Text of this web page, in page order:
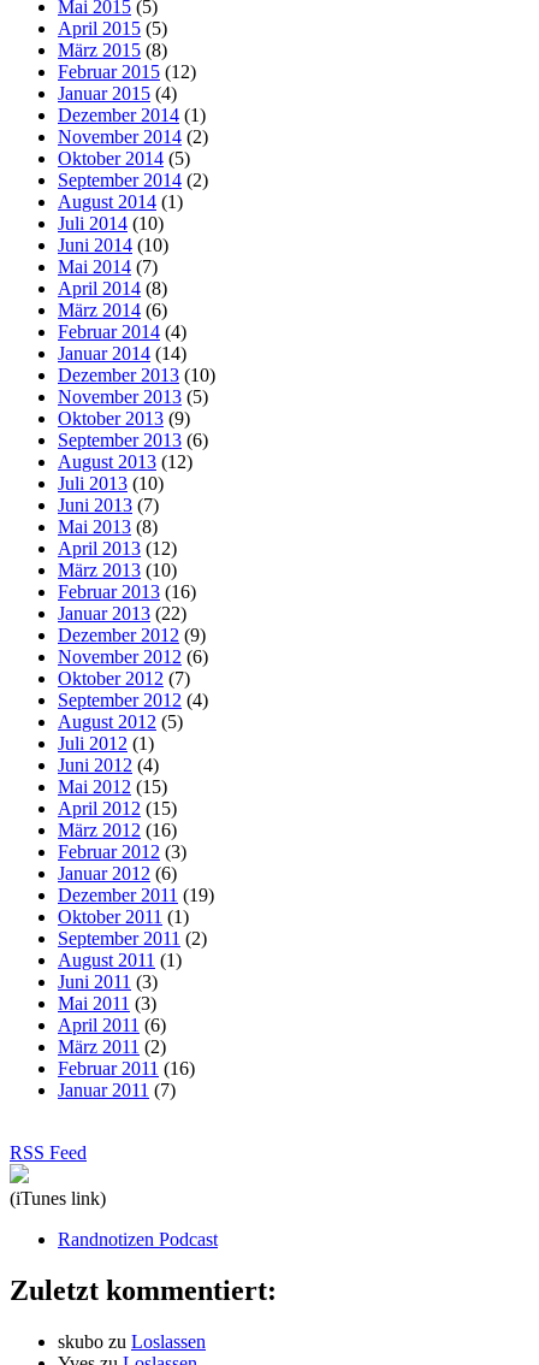
Mai 2015 (5)
April 2015 (5)
März 2015 (8)
Februar 2015 (12)
Januar 2015 (4)
Dezember 2014 (1)
November 2014 (2)
Oktober 2014 (5)
September 2014 (2)
August 2014 (1)
Juli 2014 (10)
Juni 2014 (10)
Mai 2014 (7)
April 2014 (8)
März 2014 (6)
Februar 2014 (4)
Januar 2014 (14)
Dezember 2013 (10)
November 2013 (5)
Oktober 2013 (9)
September 2013 (6)
August 2013 (12)
Juli 2013 (10)
Juni 2013 (7)
Mai 2013 (8)
April 2013 (12)
März 2013 (10)
Februar 2013 (16)
Januar 2013 (22)
Dezember 2012 (9)
November 2012 (6)
Oktober 2012 (7)
September 2012 (4)
August 2012 (5)
Juli 2012 (1)
Juni 2012 (4)
Mai 2012 (15)
April 2012 (15)
März 2012 (16)
Februar 2012 (3)
Januar 2012 (6)
Dezember 2011 (19)
Oktober 2011 (1)
September 2011 (2)
August 2011 (1)
Juni 2011 (3)
Mai 2011 (3)
April 2011 (6)
März 2011 (2)
Februar 2011 (16)
Januar 2011 (7)
RSS Feed
(iTunes link)
Randnotizen Podcast
Zuletzt kommentiert:
skubo zu Loslassen